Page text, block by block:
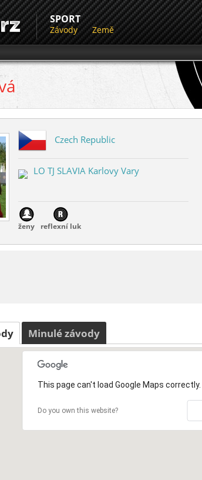
SPORT
Závody Země
Czech Republic
LO TJ SLAVIA Karlovy Vary
ženy reflexní luk
Minulé závody
This page can't load Google Maps correctly.
Do you own this website?